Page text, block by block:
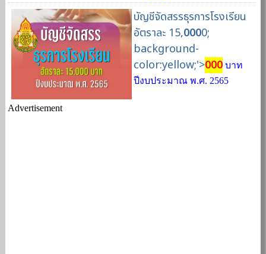
บัญชีจัดสรรธุรการโรงเรียน
อัตราละ 15,0000;
background-
color:yellow;'>000บาท
ปีงบประมาณ พ.ศ. 2565
Advertisement